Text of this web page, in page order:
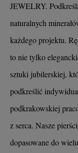
JEWELRY.
naturalnych
każdego projektu.
to nie tylko
sztuki jubilerskiej,
podkreślić
podkrakowskiej
z serca. Nasze
dopasowane do